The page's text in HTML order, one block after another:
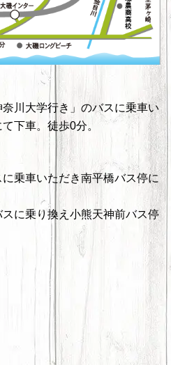
川大学行き」のバスに乗車い
下車。徒歩0分。
乗車いただき南平橋バス停に
に乗り換え小熊天神前バス停